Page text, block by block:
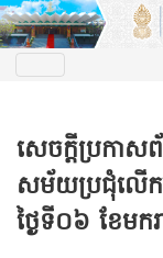
សេចក្តីប្រកាស
សម័យប្រជុំលើក
ថ្ងៃទី០៦ ខែមក